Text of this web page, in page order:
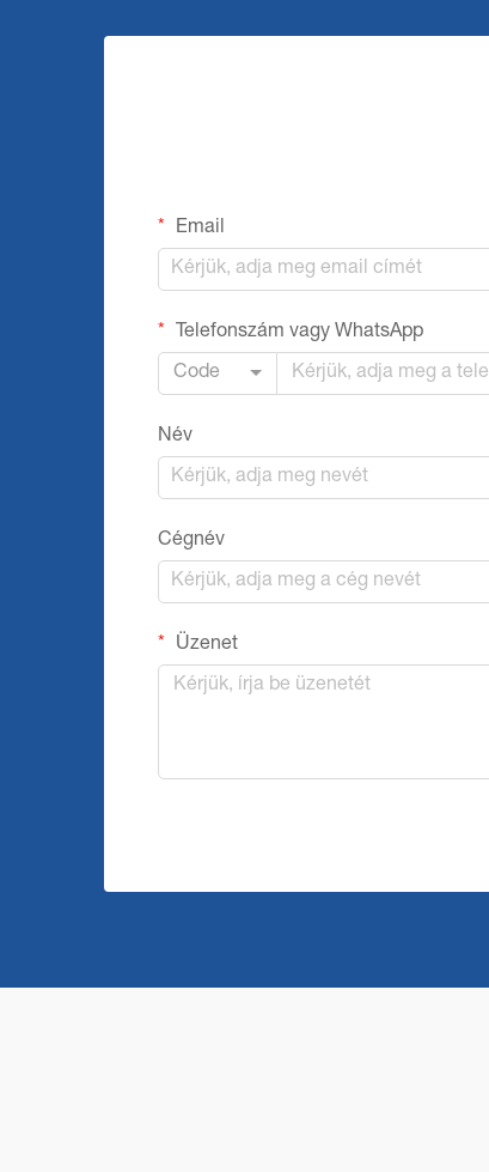
Email
Telefonszám vagy WhatsApp
Code
Név
Cégnév
Üzenet